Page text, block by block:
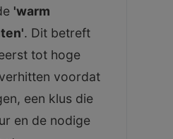
'warm
. Dit betreft
tot hoge
voordat
een klus die
en de nodige